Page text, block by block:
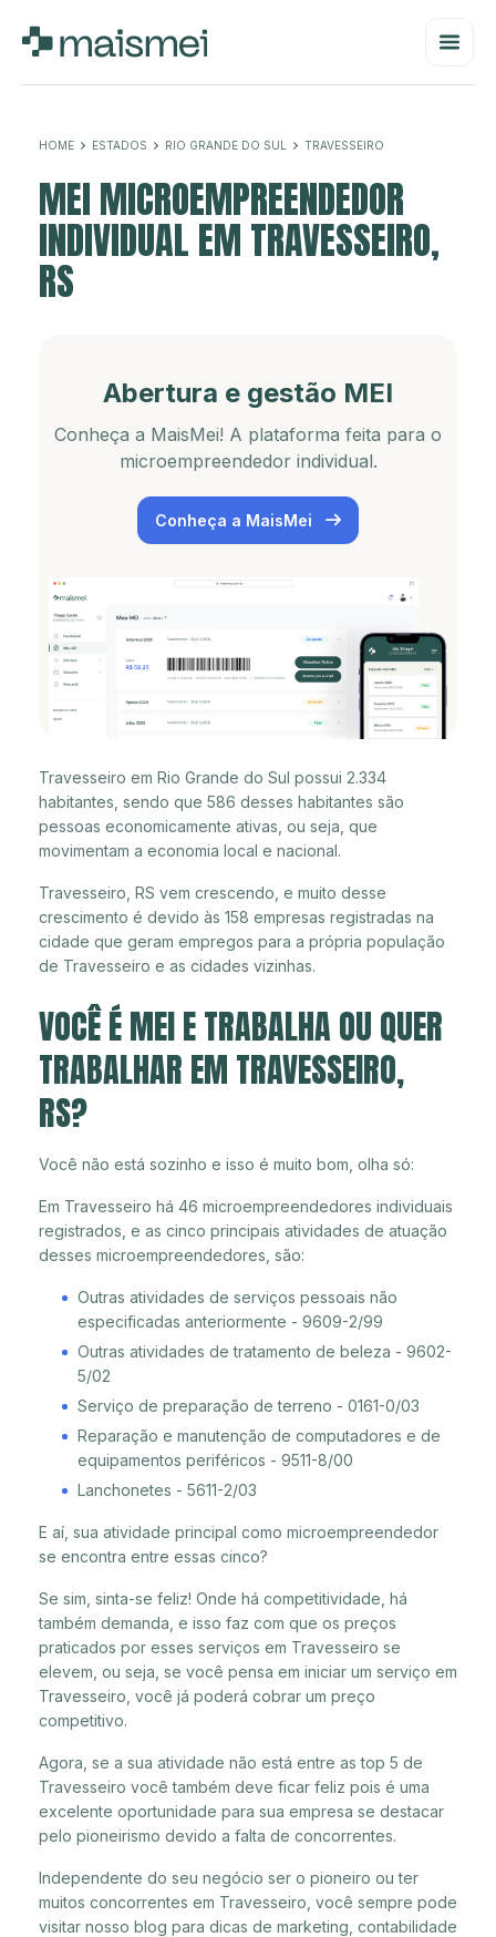
HOME ESTADOS RIO GRANDE DO SUL TRAVESSEIRO
MEI MICROEMPREENDEDOR
INDIVIDUAL EM TRAVESSEIRO,
RS
Abertura e gestão MEI
Conheça a MaisMei! A plataforma feita para o
microempreendedor individual.
Conheça a MaisMei
Travesseiro em Rio Grande do Sul possui 2.334
habitantes, sendo que 586 desses habitantes são
pessoas economicamente ativas, ou seja, que
movimentam a economia local e nacional.
Travesseiro, RS vem crescendo, e muito desse
crescimento é devido às 158 empresas registradas na
cidade que geram empregos para a própria população
de Travesseiro e as cidades vizinhas.
VOCÊ É MEI E TRABALHA OU QUER
TRABALHAR EM TRAVESSEIRO,
RS?
Você não está sozinho e isso é muito bom, olha só:
Em Travesseiro há 46 microempreendedores individuais
registrados, e as cinco principais atividades de atuação
desses microempreendedores, são:
Outras atividades de serviços pessoais não
especificadas anteriormente - 9609-2/99
Outras atividades de tratamento de beleza - 9602-
5/02
Serviço de preparação de terreno - 0161-0/03
Reparação e manutenção de computadores e de
equipamentos periféricos - 9511-8/00
Lanchonetes - 5611-2/03
E aí, sua atividade principal como microempreendedor
se encontra entre essas cinco?
Se sim, sinta-se feliz! Onde há competitividade, há
também demanda, e isso faz com que os preços
praticados por esses serviços em Travesseiro se
elevem, ou seja, se você pensa em iniciar um serviço em
Travesseiro, você já poderá cobrar um preço
competitivo.
Agora, se a sua atividade não está entre as top 5 de
Travesseiro você também deve ficar feliz pois é uma
excelente oportunidade para sua empresa se destacar
pelo pioneirismo devido a falta de concorrentes.
Independente do seu negócio ser o pioneiro ou ter
muitos concorrentes em Travesseiro, você sempre pode
visitar nosso blog para dicas de marketing, contabilidade